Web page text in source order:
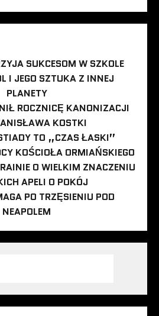
SUKCESOM W SZKOLE
I JEGO SZTUKA Z INNEJ
PLANETY
ROCZNICĘ KANONIZACJI
KOSTKI
TO „CZAS ŁASKI”
KOŚCIOŁA ORMIAŃSKIEGO
O WIELKIM ZNACZENIU
APELI O POKÓJ
PO TRZĘSIENIU POD
NEAPOLEM